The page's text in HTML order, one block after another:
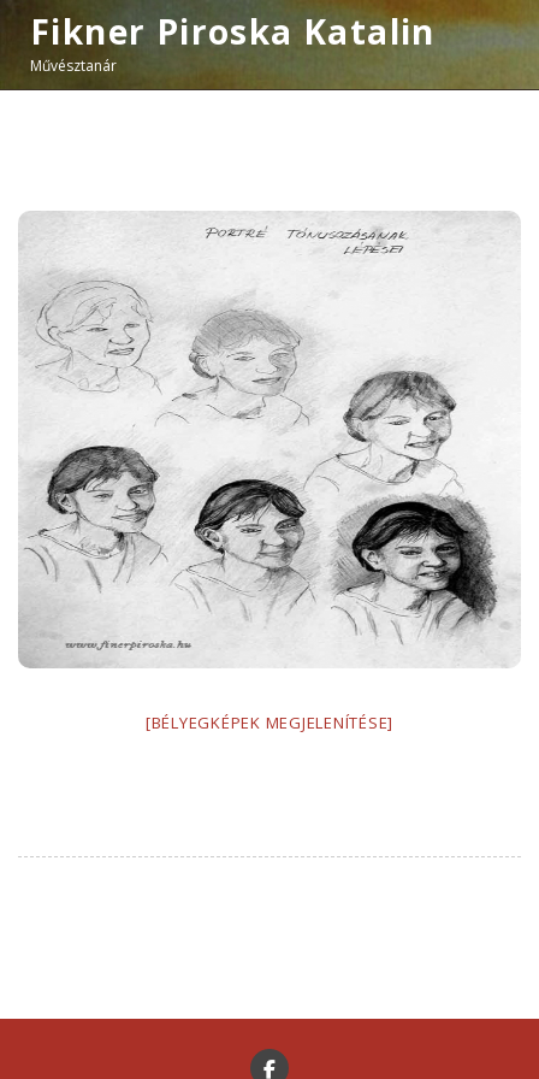
Fikner Piroska Katalin
Művésztanár
[BÉLYEGKÉPEK MEGJELENÍTÉSE]